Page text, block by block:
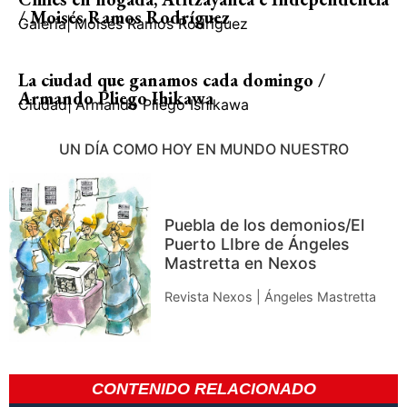
/ Moisés Ramos Rodríguez
Galería| Moisés Ramos Rodríguez
La ciudad que ganamos cada domingo /
Armando Pliego Ihikawa
Ciudad| Armando Pliego Ishikawa
UN DÍA COMO HOY EN MUNDO NUESTRO
Puebla de los demonios/El
Puerto LIbre de Ángeles
Mastretta en Nexos
Revista Nexos | Ángeles Mastretta
CONTENIDO RELACIONADO